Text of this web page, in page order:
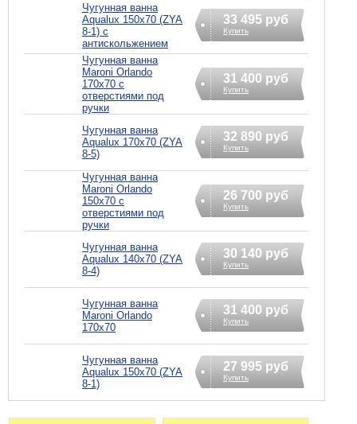
Чугунная ванна
Aqualux 150x70 (ZYA
8-1) с
антискольжением
33 495 руб
Купить
Чугунная ванна
Maroni Orlando
170x70 с
отверстиями под
ручки
31 400 руб
Купить
Чугунная ванна
Aqualux 170x70 (ZYA
8-5)
32 890 руб
Купить
Чугунная ванна
Maroni Orlando
150x70 с
отверстиями под
ручки
26 700 руб
Купить
Чугунная ванна
Aqualux 140x70 (ZYA
8-4)
30 140 руб
Купить
Чугунная ванна
Maroni Orlando
170x70
31 400 руб
Купить
Чугунная ванна
Aqualux 150x70 (ZYA
8-1)
27 995 руб
Купить